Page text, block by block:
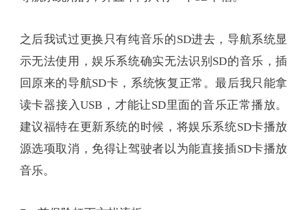
之后我试过更换只有纯音乐的SD进去，导航系统显
示无法使用，娱乐系统确实无法识别SD的音乐，插
回原来的导航SD卡，系统恢复正常。最后我只能拿
读卡器接入USB，才能让SD里面的音乐正常播放。
建议福特在更新系统的时候，将娱乐系统SD卡播放
源选项取消，免得让驾驶者以为能直接插SD卡播放
音乐。